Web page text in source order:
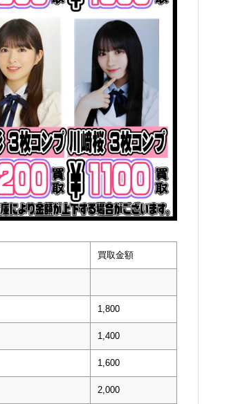
買取金額
1,800
1,400
1,600
2,000